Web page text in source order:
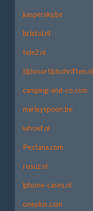
kaspersky.be
bristol.nl
tele2.nl
tijdvoortijdschriften.nl
camping-and-co.com
marleyspoon.be
whoef.nl
Pestana.com
rosuz.nl
iphone-cases.nl
oneplus.com